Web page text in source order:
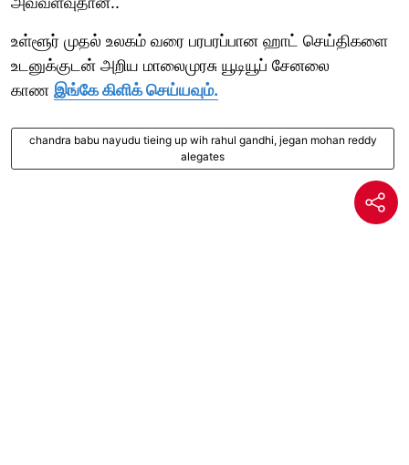
உள்ளூர் முதல் உலகம் வரை பரபரப்பான ஹாட் செய்திகளை
உடனுக்குடன் அறிய மாலைமுரசு யூடியூப் சேனலை
காண இங்கே கிளிக் செய்யவும்.
chandra babu nayudu tieing up wih rahul gandhi, jegan mohan reddy
alegates